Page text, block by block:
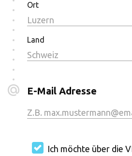
Ort
Land
E-Mail Adresse
Ich möchte über die